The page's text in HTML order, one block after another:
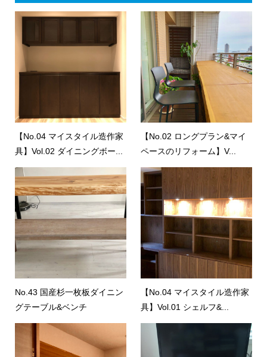
【No.04 マイスタイル造作家
具】Vol.02 ダイニングボー...
【No.02 ロングプラン&マイ
ペースのリフォーム】V...
No.43 国産杉一枚板ダイニン
グテーブル&ベンチ
【No.04 マイスタイル造作家
具】Vol.01 シェルフ&...